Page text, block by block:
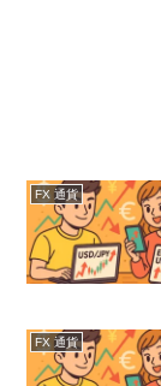
FX 通貨
FX 通貨